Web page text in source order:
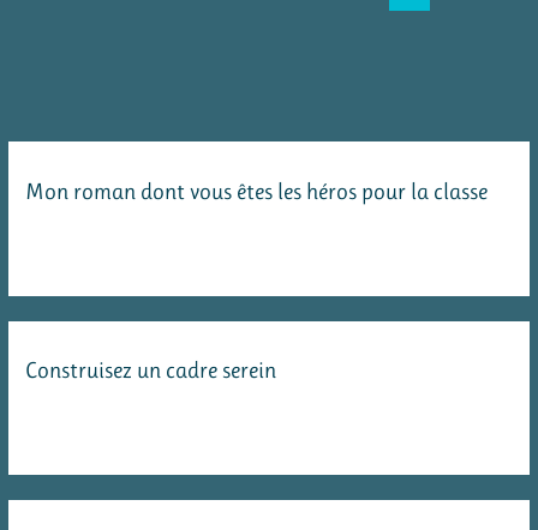
Mon roman dont vous êtes les héros pour la classe
Construisez un cadre serein